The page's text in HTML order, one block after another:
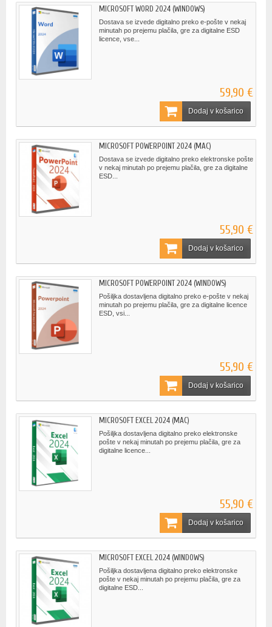
MICROSOFT WORD 2024 (WINDOWS)
Dostava se izvede digitalno preko e-pošte v nekaj
minutah po prejemu plačila, gre za digitalne ESD
licence, vse...
59,90 €
Dodaj v košarico
MICROSOFT POWERPOINT 2024 (MAC)
Dostava se izvede digitalno preko elektronske pošte
v nekaj minutah po prejemu plačila, gre za digitalne
ESD...
55,90 €
Dodaj v košarico
MICROSOFT POWERPOINT 2024 (WINDOWS)
Pošiljka dostavljena digitalno preko e-pošte v nekaj
minutah po prejemu plačila, gre za digitalne licence
ESD, vsi...
55,90 €
Dodaj v košarico
MICROSOFT EXCEL 2024 (MAC)
Pošiljka dostavljena digitalno preko elektronske
pošte v nekaj minutah po prejemu plačila, gre za
digitalne licence...
55,90 €
Dodaj v košarico
MICROSOFT EXCEL 2024 (WINDOWS)
Pošiljka dostavljena digitalno preko elektronske
pošte v nekaj minutah po prejemu plačila, gre za
digitalne ESD...